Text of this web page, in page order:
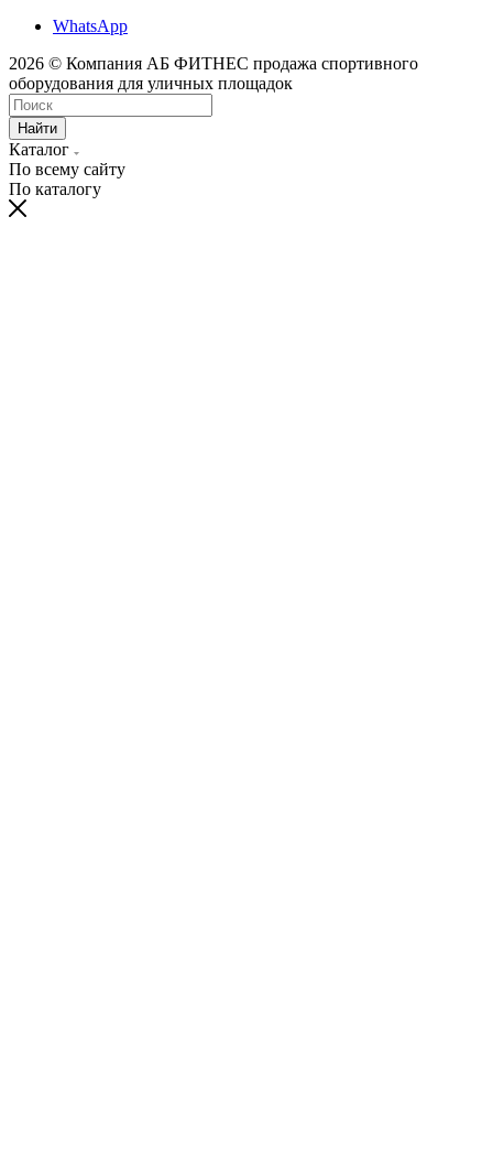
WhatsApp
2026 © Компания АБ ФИТНЕС продажа спортивного
оборудования для уличных площадок
Найти
Каталог
По всему сайту
По каталогу